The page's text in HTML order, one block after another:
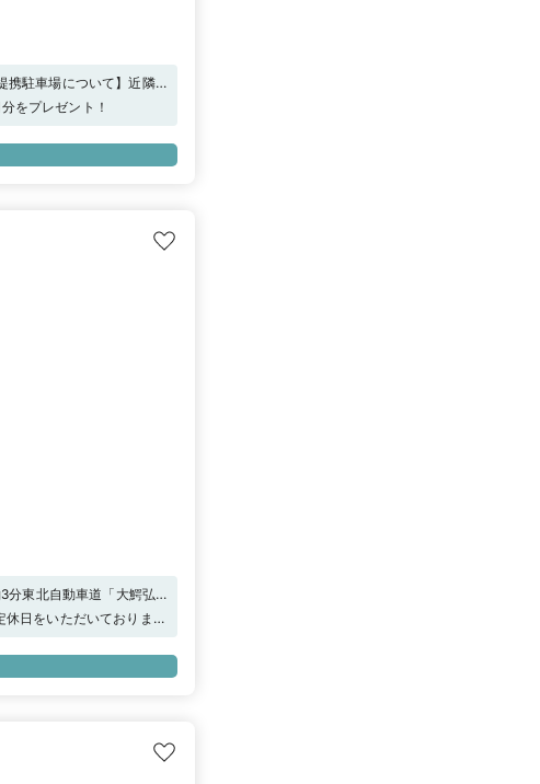
携駐車場について】近隣の
ックいたします。駐車券
をプレゼント！
分東北自動車道「大鰐弘
日をいただいております
をプレゼント！